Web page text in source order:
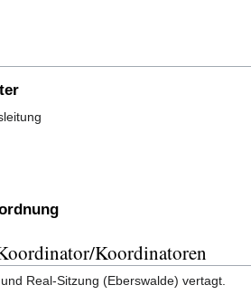
Koordinatoren
Real-Sitzung (Eberswalde) vertagt.